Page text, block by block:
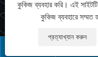
কপিরাইট © 2024 Xiamen Sic
কুকিজ ব্যবহার করি। এই
কুকিজ ব্যবহারে সম্মত
প্রত্যাখ্যান করুন